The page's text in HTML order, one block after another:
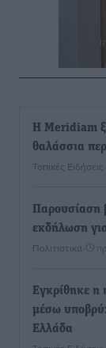
Η Meridiam
θαλάσσια
Τοπικές Ειδήσεις
Παρουσίαση
εκδήλωση
Πολιτιστικά
Εγκρίθηκε η
μέσω
Ελλάδα